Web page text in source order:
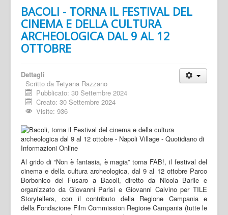
BACOLI - TORNA IL FESTIVAL DEL
CINEMA E DELLA CULTURA
ARCHEOLOGICA DAL 9 AL 12
OTTOBRE
Dettagli
Scritto da Tetyana Razzano
Pubblicato: 30 Settembre 2024
Creato: 30 Settembre 2024
Visite: 936
Al grido di “Non è fantasia, è magia” torna FAB!, il festival del
cinema e della cultura archeologica, dal 9 al 12 ottobre Parco
Borbonico del Fusaro a Bacoli, diretto da Nicola Barile e
organizzato da Giovanni Parisi e Giovanni Calvino per TILE
Storytellers, con il contributo della Regione Campania e
della Fondazione Film Commission Regione Campania (tutte le